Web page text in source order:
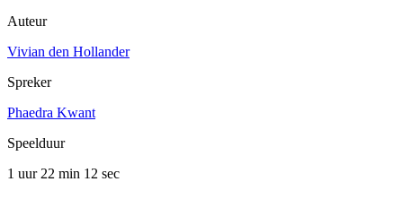
Auteur
Vivian den Hollander
Spreker
Phaedra Kwant
Speelduur
1 uur 22 min 12 sec